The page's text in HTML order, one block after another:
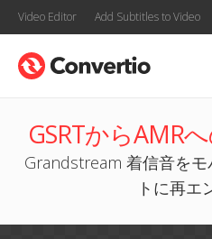
Video Editor Add Subtitles to Video
GSRTからAMR
Grandstream 着信音を
トに再エ